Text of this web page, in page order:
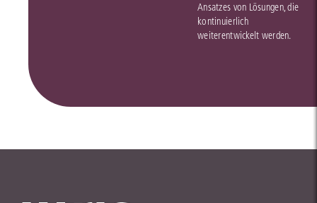
Ansatzes von Lösungen, die
kontinuierlich
weiterentwickelt werden.